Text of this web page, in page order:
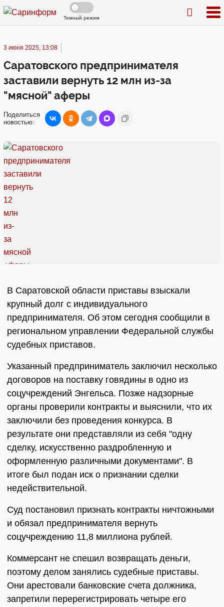
Темный режим
3 июня 2025, 13:08
Саратовского предпринимателя
заставили вернуть 12 млн из-за
"мясной" аферы
Поделиться
новостью:
В Саратовской области приставы взыскали
крупный долг с индивидуального
предпринимателя. Об этом сегодня сообщили в
региональном управлении Федеральной службы
судебных приставов.
Указанный предприниматель заключил несколько
договоров на поставку говядины в одно из
соцучреждений Энгельса. Позже надзорные
органы проверили контракты и выяснили, что их
заключили без проведения конкурса. В
результате они представляли из себя "одну
сделку, искусственно раздробленную и
оформленную различными документами". В
итоге был подан иск о признании сделки
недействительной.
Суд постановил признать контракты ничтожными
и обязал предпринимателя вернуть
соцучреждению 11,8 миллиона рублей.
Коммерсант не спешил возвращать деньги,
поэтому делом занялись судебные приставы.
Они арестовали банковские счета должника,
запретили перерегистрировать четыре его